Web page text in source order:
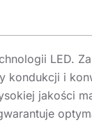
LED.
kondukcji i
jakości